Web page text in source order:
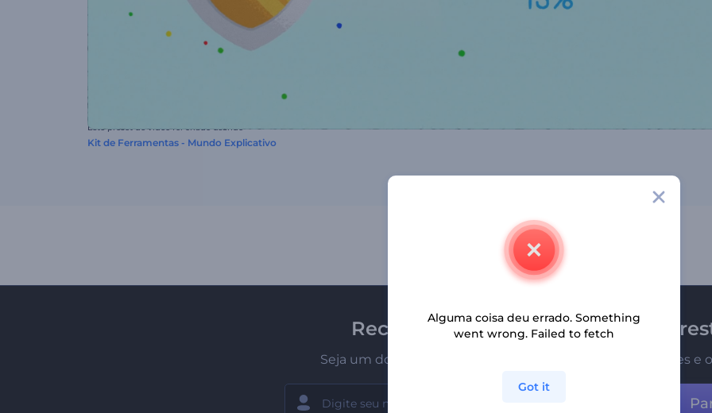
Este preset de vídeo foi criado usando
Kit de Ferramentas - Mundo Explicativo
Receba a newsletter da
Seja um dos primeiros a receber nossas últimas novidades e
Alguma coisa deu errado. Something
went wrong. Failed to fetch
Got it